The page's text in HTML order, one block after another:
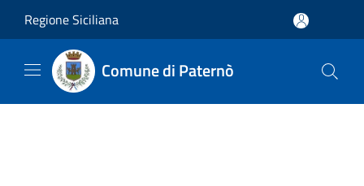
Regione Siciliana
Comune di Paternò